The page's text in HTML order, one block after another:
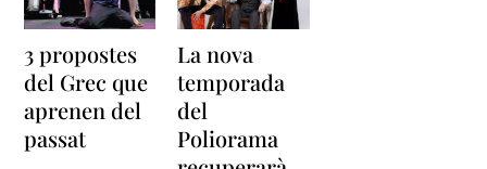
3 propostes
del Grec que
aprenen del
passat
La nova
temporada
del
Poliorama